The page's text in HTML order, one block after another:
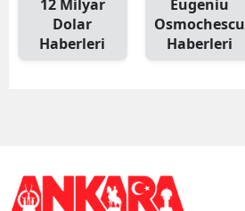
12 Milyar
Dolar
Haberleri
Eugeniu
Osmochescu
Haberleri